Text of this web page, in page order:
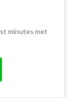
minutes met